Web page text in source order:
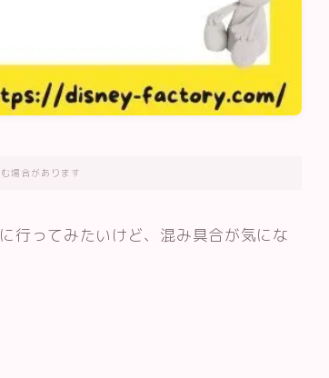
場合があります
行ってみたいけど、混み具合が気にな